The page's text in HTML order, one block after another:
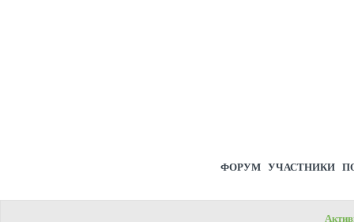
ФОРУМ УЧАСТНИКИ